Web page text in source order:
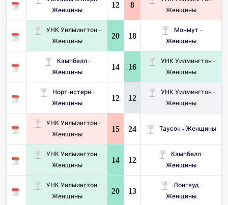
Женщины
12 8
Женщины
УНК Уилмингтон -
Женщины
20 18
Монмут -
Женщины
Кэмпбелл -
Женщины
14 16
УНК Уилмингтон -
Женщины
Норт-истерн -
Женщины
12 12
УНК Уилмингтон -
Женщины
УНК Уилмингтон -
Женщины
15 24 Таусон - Женщины
УНК Уилмингтон -
Женщины
14 12
Кэмпбелл -
Женщины
УНК Уилмингтон -
Женщины
20 13
Лонгвуд -
Женщины